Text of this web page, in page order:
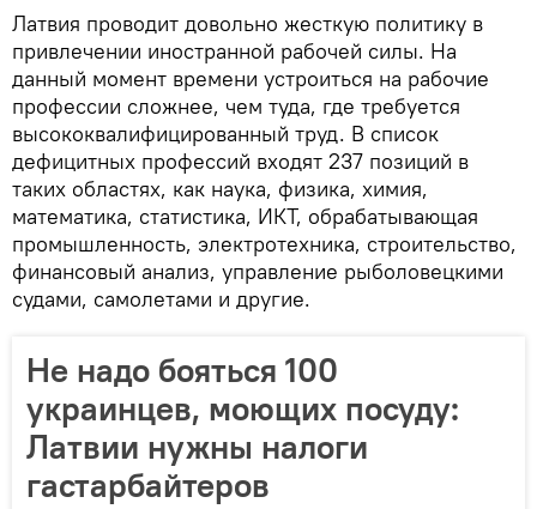
Латвия проводит довольно жесткую политику в
привлечении иностранной рабочей силы. На
данный момент времени устроиться на рабочие
профессии сложнее, чем туда, где требуется
высококвалифицированный труд. В список
дефицитных профессий входят 237 позиций в
таких областях, как наука, физика, химия,
математика, статистика, ИКТ, обрабатывающая
промышленность, электротехника, строительство,
финансовый анализ, управление рыболовецкими
судами, самолетами и другие.
Не надо бояться 100
украинцев, моющих посуду:
Латвии нужны налоги
гастарбайтеров